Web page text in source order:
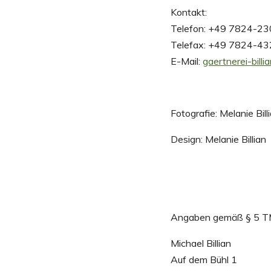
Kontakt:
Telefon: +49 7824-
Telefax: +49 7824-
E-Mail: gaertnerei-
Fotografie: Melanie
Design: Melanie Billian
Angaben gemäß § 5
Michael Billian
Auf dem Bühl 1